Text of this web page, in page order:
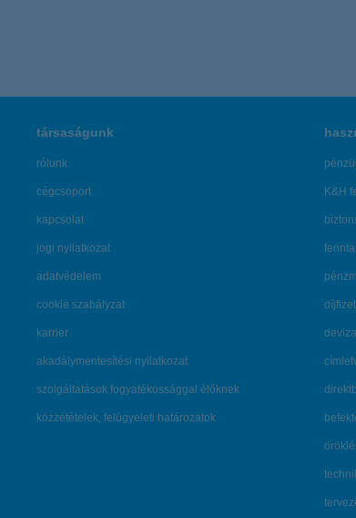
társaságunk
rólunk
cégcsoport
kapcsolat
jogi nyilatkozat
adatvédelem
cookie szabályzat
karrier
akadálymentesítési nyilatkozat
szolgáltatások fogyatékossággal élőknek
közzétételek, felügyeleti határozatok
K&H